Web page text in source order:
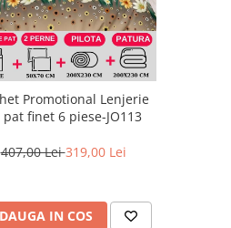
Promotional Lenjerie
pat finet 6 piese-JO113
407,00 Lei319,00 Lei
IN COS